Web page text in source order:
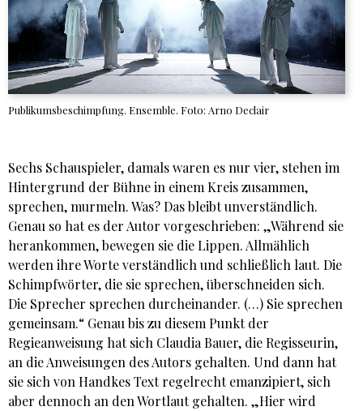
Publikumsbeschimpfung. Ensemble. Foto: Arno Declair
Sechs Schauspieler, damals waren es nur vier, stehen im
Hintergrund der Bühne in einem Kreis zusammen,
sprechen, murmeln. Was? Das bleibt unverständlich.
Genau so hat es der Autor vorgeschrieben: „Während sie
herankommen, bewegen sie die Lippen. Allmählich
werden ihre Worte verständlich und schließlich laut. Die
Schimpfwörter, die sie sprechen, überschneiden sich.
Die Sprecher sprechen durcheinander. (…) Sie sprechen
gemeinsam.“ Genau bis zu diesem Punkt der
Regieanweisung hat sich Claudia Bauer, die Regisseurin,
an die Anweisungen des Autors gehalten. Und dann hat
sie sich von Handkes Text regelrecht emanzipiert, sich
aber dennoch an den Wortlaut gehalten. „Hier wird